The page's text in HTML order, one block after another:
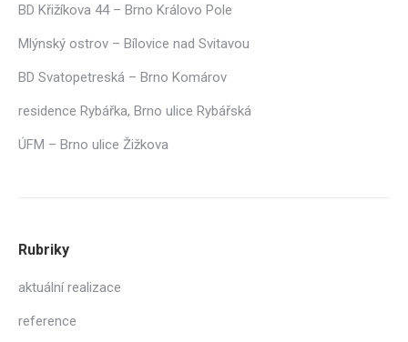
BD Křižíkova 44 – Brno Královo Pole
Mlýnský ostrov – Bílovice nad Svitavou
BD Svatopetreská – Brno Komárov
residence Rybářka, Brno ulice Rybářská
ÚFM – Brno ulice Žižkova
Rubriky
aktuální realizace
reference